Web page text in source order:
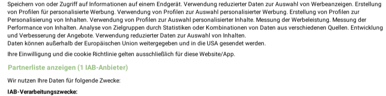
Weitere DAS FUTTERHAUS Geschäfte mit Angeboten in und um Eckernförde
5 Geschäfte und Orte
DAS FUTTERHAUS Angebote in Gettorf
Gettorf, Deutschland
Speichern von oder Zugriff auf Informationen auf einem Endgerät. Verwendung reduzierter Daten zur Auswahl von Werbeanzeigen. Erstellung
von Profilen für personalisierte Werbung. Verwendung von Profilen zur Auswahl personalisierter Werbung. Erstellung von Profilen zur
Personalisierung von Inhalten. Verwendung von Profilen zur Auswahl personalisierter Inhalte. Messung der Werbeleistung. Messung der
Performance von Inhalten. Analyse von Zielgruppen durch Statistiken oder Kombinationen von Daten aus verschiedenen Quellen. Entwicklung
und Verbesserung der Angebote. Verwendung reduzierter Daten zur Auswahl von Inhalten.
Daten können außerhalb der Europäischen Union weitergegeben und in die USA gesendet werden.
Ihre Einwilligung und die cookie Richtlinie gelten ausschließlich für diese Website/App.
Partnerliste anzeigen (1 IAB-Anbieter)
Wir nutzen Ihre Daten für folgende Zwecke:
IAB-Verarbeitungszwecke: